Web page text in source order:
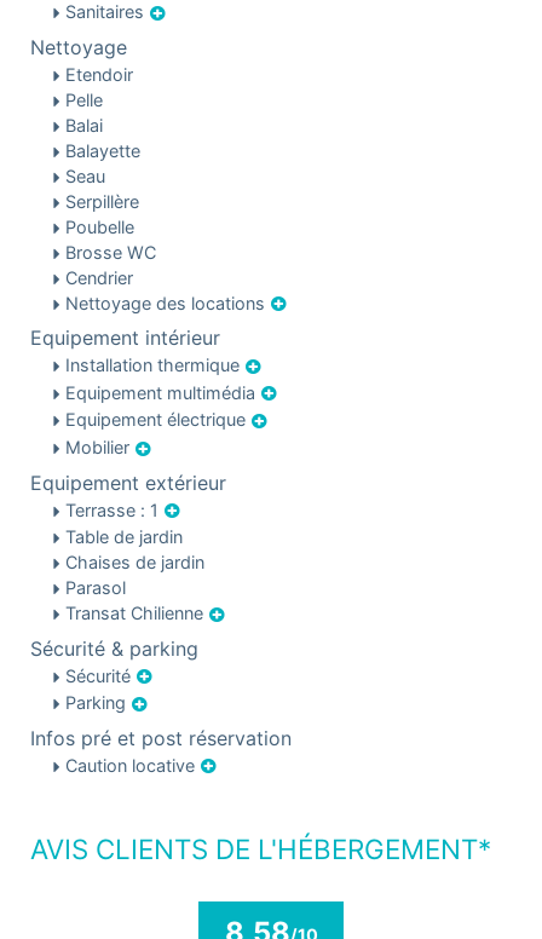
Sanitaires
Nettoyage
Etendoir
Pelle
Balai
Balayette
Seau
Serpillère
Poubelle
Brosse WC
Cendrier
Nettoyage des locations
Equipement intérieur
Installation thermique
Equipement multimédia
Equipement électrique
Mobilier
Equipement extérieur
Terrasse : 1
Table de jardin
Chaises de jardin
Parasol
Transat Chilienne
Sécurité & parking
Sécurité
Parking
Infos pré et post réservation
Caution locative
AVIS CLIENTS DE L'HÉBERGEMENT*